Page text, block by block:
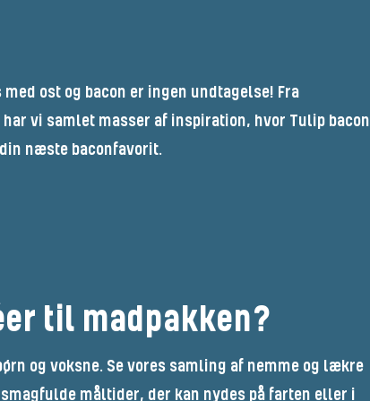
ost og bacon er ingen undtagelse! Fra
vi samlet masser af inspiration, hvor Tulip bacon
næste baconfavorit.
til madpakken?
og voksne. Se vores samling af nemme og lækre
måltider, der kan nydes på farten eller i